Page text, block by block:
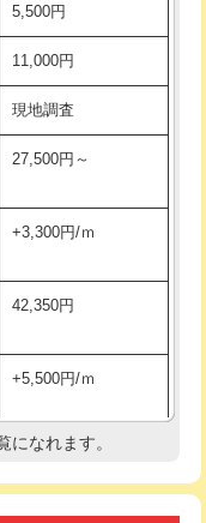
13,200円+材料費
16,500円+材料費
22,000円+材料費
11,000円+材料費
13,200円
16,500円
22,000円
22,000円
5,500円
11,000円
現地調査
27,500円～
+3,300円/ｍ
42,350円
+5,500円/ｍ
現地調査
になれます。